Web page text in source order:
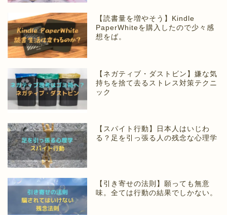
【読書量を増やそう】Kindle
PaperWhiteを購入したので少々感
想をば。
【ネガティブ・ダストビン】嫌な気
持ちを捨て去るストレス対策テクニ
ック
【スパイト行動】日本人はいじわ
る？足を引っ張る人の残念な心理学
【引き寄せの法則】願っても無意
味。全ては行動の結果でしかない。